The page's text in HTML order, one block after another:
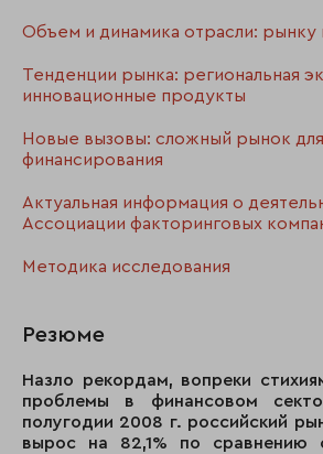
22
23
25 «СДМ-БАНК»
26 Банк
29 «ЦЕРИХ»
Объем и динамика отрасли: рынку
Тенденции рынка: региональная
инновационные продукты
Новые вызовы: сложный рынок
финансирования
Актуальная информация о
Ассоциации факторинговых
Методика исследования
Резюме
Назло рекордам, вопреки
проблемы в финансовом
полугодии 2008 г. российский
вырос на 82,1% по сравнению